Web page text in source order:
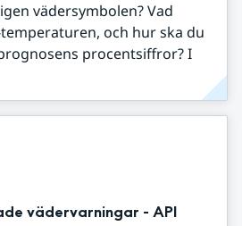
vädersymbolen? Vad
temperaturen, och hur ska du
procentsiffror? I
vädervarningar - API